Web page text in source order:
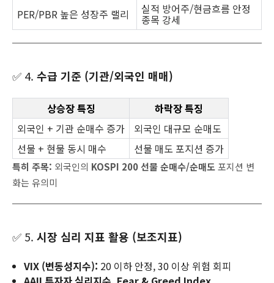
PER/PBR 높은 성장주 랠리
실적 방어주/현금흐름 안정
종목 강세
✅ 4. 수급 기준 (기관/외국인 매매)
상승장 특징
하락장 특징
외국인 + 기관 순매수 증가
외국인 대규모 순매도
선물 + 현물 동시 매수
선물 매도 포지션 증가
특히 주목: 외국인의 KOSPI 200 선물 순매수/순매도포지션 변
화는 유의미
✅ 5. 시장 심리 지표 활용 (보조지표)
VIX (변동성지수): 20 이하 안정, 30 이상 위험 회피